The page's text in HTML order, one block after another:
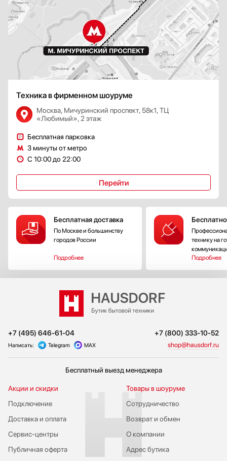
Техника в фирменном шоуруме
Москва, Мичуринский проспект, 58к1, ТЦ
«Любимый», 2 этаж
Бесплатная парковка
3 минуты от метро
С 10:00 до 22:00
Перейти
Бесплатная доставка
По Москве и большинству
городов России
Подробнее
технику на
Подробнее
+7 (495) 646-61-04 +7 (800) 333-10-52
Написать: Telegram MAX shop@hausdorf.ru
Бесплатный выезд менеджера
Акции и скидки
Подключение
Публичная оферта
Сервис-центры
Доставка и оплата
Сотрудничество
Возврат и обмен
Товары в шоуруме
О компании
Адрес бутика